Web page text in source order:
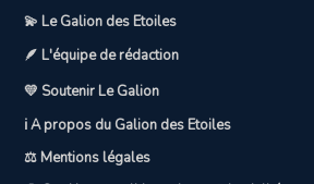
💫 Le Galion des Etoiles
🪶 L'équipe de rédaction
💛 Soutenir Le Galion
ℹ️ A propos du Galion des Etoiles
⚖️ Mentions légales